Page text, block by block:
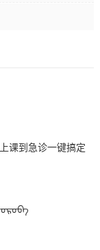
课到急诊一键搞定
ᠣᠷᠣᠪᠠ